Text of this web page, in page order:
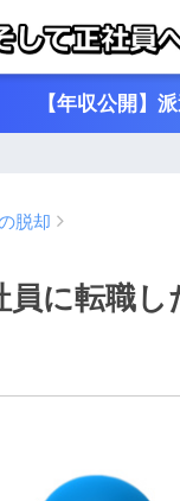
【年収公開】
脱却
員に転職